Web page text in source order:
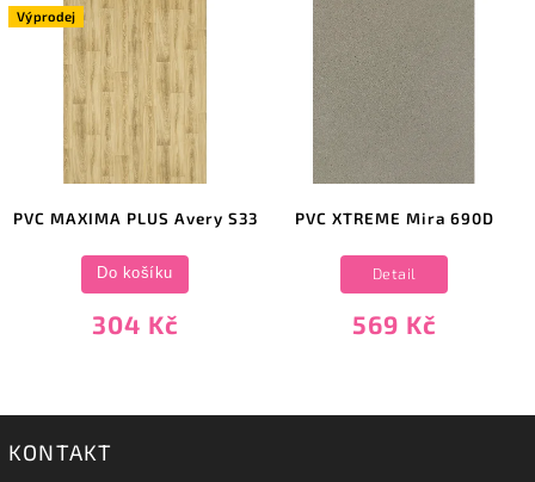
Výprodej
PVC MAXIMA PLUS Avery S33
304 Kč
Do košíku
PVC XTREME Mira 690D
569 Kč
Detail
KONTAKT